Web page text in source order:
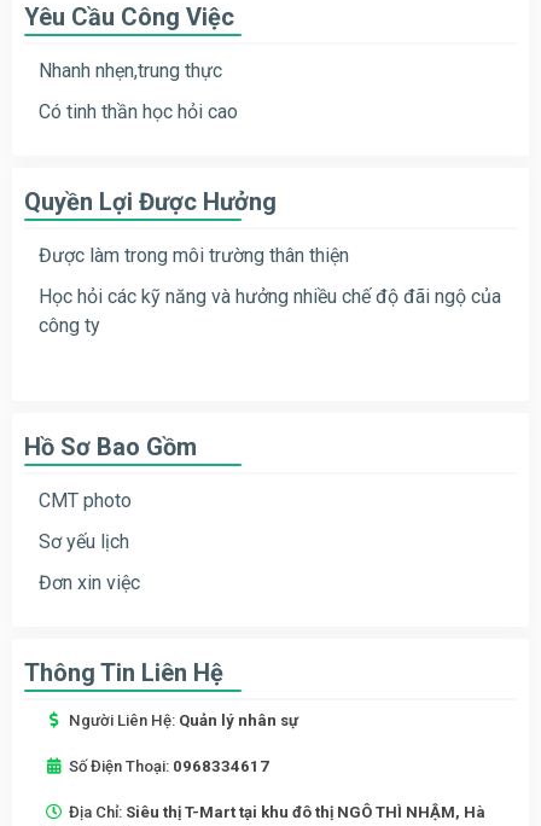
Yêu Cầu Công Việc
Nhanh nhẹn,trung thực
Có tinh thần học hỏi cao
Quyền Lợi Được Hưởng
Được làm trong môi trường thân thiện
Học hỏi các kỹ năng và hưởng nhiều chế độ đãi ngộ của
công ty
Hồ Sơ Bao Gồm
CMT photo
Sơ yếu lịch
Đơn xin việc
Thông Tin Liên Hệ
Người Liên Hệ: Quản lý nhân sự
Số Điện Thoại: 0968334617
Địa Chỉ: Siêu thị T-Mart tại khu đô thị NGÔ THÌ NHẬM, Hà